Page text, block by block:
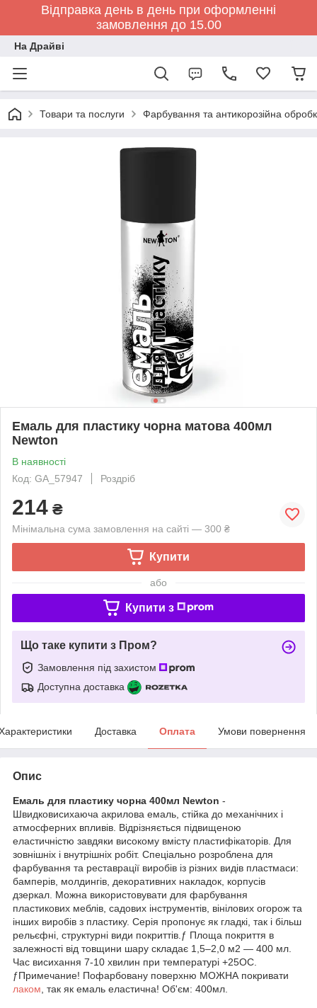
Відправка день в день при оформленні
замовлення до 15.00
На Драйві
Товари та послуги Фарбування та антикорозійна
Емаль для пластику чорна матова 400мл
Newton
В наявності
Код: GA_57947
Роздріб
214 ₴
Мінімальна сума замовлення на сайті — 300 ₴
Купити
або
Купити з
Що таке купити з Пром?
Замовлення під захистом
Доступна доставка
Доставка Оплата Умови повернення
Опис
Емаль для пластику чорна 400мл Newton -
Швидковисихаюча акрилова емаль, стійка до механічних і
атмосферних впливів. Відрізняється підвищеною
еластичністю завдяки високому вмісту пластифікаторів. Для
зовнішніх і внутрішніх робіт. Спеціально розроблена для
фарбування та реставрації виробів із різних видів пластмаси:
бамперів, молдингів, декоративних накладок, корпусів
дзеркал. Можна використовувати для фарбування
пластикових меблів, садових інструментів, вінілових огорож та
інших виробів з пластику. Серія пропонує як гладкі, так і більш
рельєфні, структурні види покриттів.ƒ Площа покриття в
залежності від товщини шару складає 1,5–2,0 м2 — 400 мл.
Час висихання 7-10 хвилин при температурі +25ОС.
ƒПримечание! Пофарбовану поверхню МОЖНА покривати
лаком , так як емаль еластична! Об'єм: 400мл.